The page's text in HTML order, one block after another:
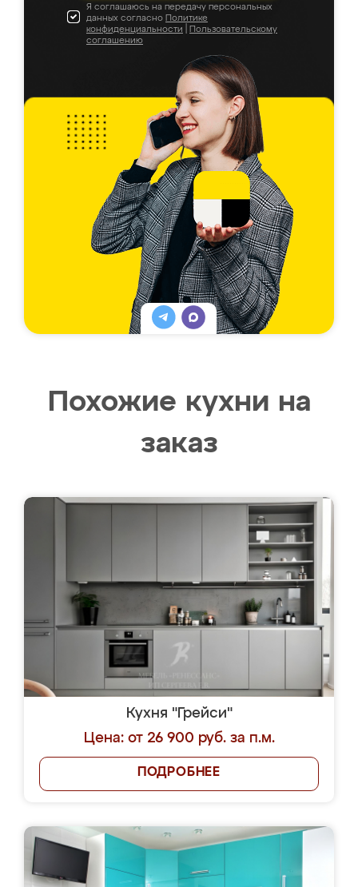
Я соглашаюсь на передачу персональных
данных согласно Политике
конфиденциальности
Пользовательскому
соглашению
Похожие кухни на
заказ
Кухня "Грейси"
Цена: от 26 900 руб. за п.м.
ПОДРОБНЕЕ